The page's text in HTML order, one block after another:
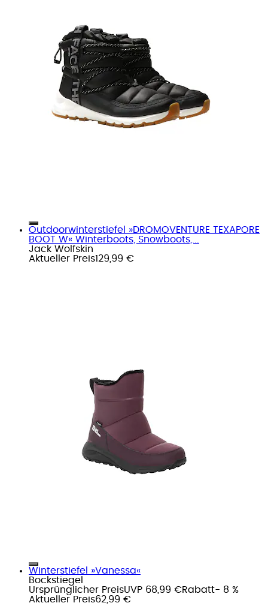
Outdoorwinterstiefel »DROMOVENTURE TEXAPORE
BOOT W« Winterboots, Snowboots,...
Jack Wolfskin
Aktueller Preis129,99 €
Winterstiefel »Vanessa«
Bockstiegel
Ursprünglicher PreisUVP 68,99 €Rabatt- 8 %
Aktueller Preis62,99 €